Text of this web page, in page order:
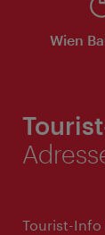
Wien
Tourist-Info